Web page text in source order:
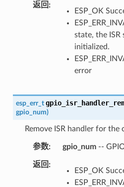
返回
ESP_OK
state, the ISR
initialized.
error
esp_err_t
gpio_num)
Remove ISR handler for
参数 gpio_num--
返回
ESP_OK